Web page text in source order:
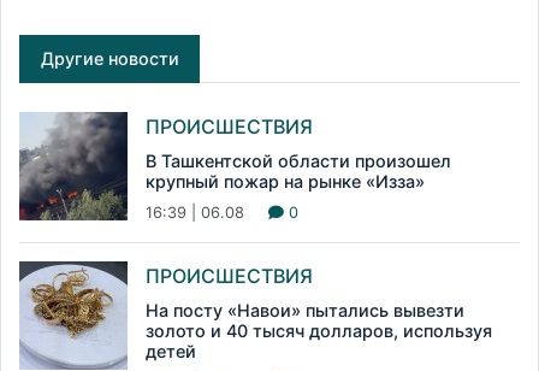
Другие новости
ПРОИСШЕСТВИЯ
В Ташкентской области произошел
крупный пожар на рынке «Изза»
16:39 | 06.08 0
ПРОИСШЕСТВИЯ
На посту «Навои» пытались вывезти
золото и 40 тысяч долларов, используя
детей